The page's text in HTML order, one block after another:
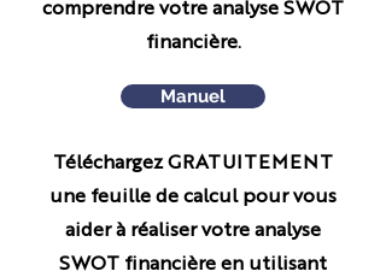
comprendre votre analyse SWOT
financière.
Manuel
Téléchargez GRATUITEMENT
une feuille de calcul pour vous
aider à réaliser votre analyse
SWOT financière en utilisant